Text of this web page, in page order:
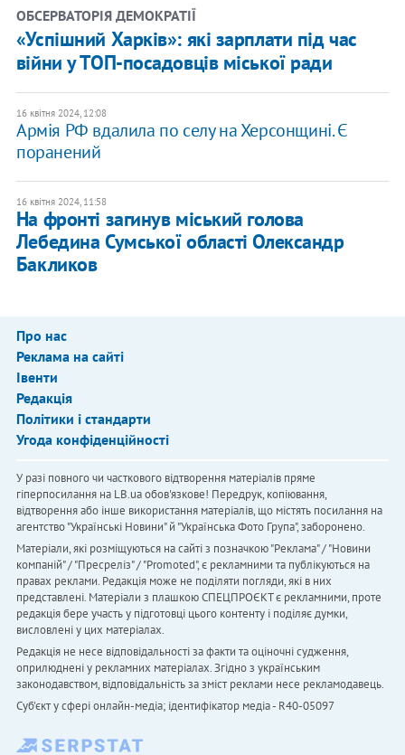
ОБСЕРВАТОРІЯ ДЕМОКРАТІЇ
«Успішний Харків»: які зарплати під час
війни у ТОП-посадовців міської ради
16 квітня 2024, 12:08
Армія РФ вдалила по селу на Херсонщині. Є
поранений
16 квітня 2024, 11:58
На фронті загинув міський голова
Лебедина Сумської області Олександр
Бакликов
Про нас
Реклама на сайті
Івенти
Редакція
Політики і стандарти
Угода конфіденційності
У разі повного чи часткового відтворення матеріалів пряме
гіперпосилання на LB.ua обов'язкове! Передрук, копіювання,
відтворення або інше використання матеріалів, що містять посилання на
агентство "Українськi Новини" й "Українська Фото Група", заборонено.
Матеріали, які розміщуються на сайті з позначкою "Реклама" / "Новини
компаній" / "Пресреліз" / "Promoted", є рекламними та публікуються на
правах реклами. Редакція може не поділяти погляди, які в них
представлені. Матеріали з плашкою СПЕЦПРОЄКТ є рекламними, проте
редакція бере участь у підготовці цього контенту і поділяє думки,
висловлені у цих матеріалах.
Редакція не несе відповідальності за факти та оціночні судження,
оприлюднені у рекламних матеріалах. Згідно з українським
законодавством, відповідальність за зміст реклами несе рекламодавець.
Cуб'єкт у сфері онлайн-медіа; ідентифікатор медіа - R40-05097